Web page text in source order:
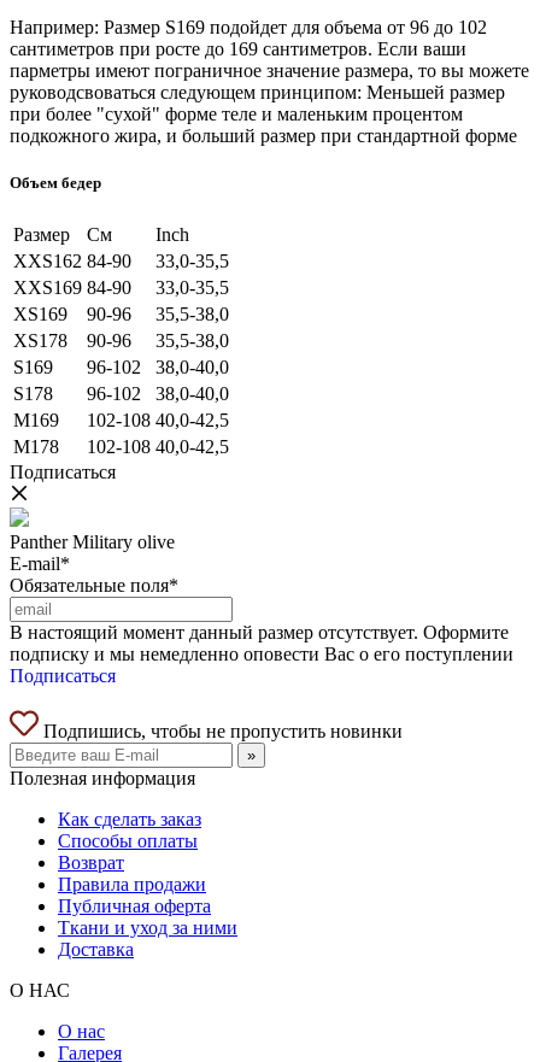
Например: Размер S169 подойдет для объема от 96 до 102
сантиметров при росте до 169 сантиметров. Если ваши
парметры имеют пограничное значение размера, то вы можете
руководсвоваться следующем принципом: Меньшей размер
при более "сухой" форме теле и маленьким процентом
подкожного жира, и больший размер при стандартной форме
Объем бедер
Размер См
Inch
XXS162 84-90
33,0-35,5
XXS169 84-90
33,0-35,5
XS169
90-96
35,5-38,0
XS178
90-96
35,5-38,0
S169
96-102
38,0-40,0
S178
96-102
38,0-40,0
M169
102-108 40,0-42,5
M178
102-108 40,0-42,5
Подписаться
Panther Military olive
E-mail*
Обязательные поля*
В настоящий момент данный размер отсутствует. Оформите
подписку и мы немедленно оповести Вас о его поступлении
Подписаться
Подпишись, чтобы не пропустить новинки
»
Полезная информация
Как сделать заказ
Способы оплаты
Возврат
Правила продажи
Публичная оферта
Ткани и уход за ними
Доставка
О НАС
О нас
Галерея